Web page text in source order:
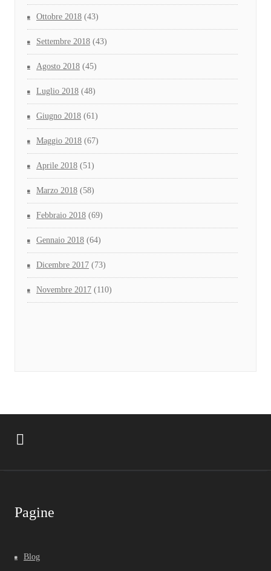
Ottobre 2018 (43)
Settembre 2018 (43)
Agosto 2018 (45)
Luglio 2018 (48)
Giugno 2018 (61)
Maggio 2018 (67)
Aprile 2018 (51)
Marzo 2018 (58)
Febbraio 2018 (69)
Gennaio 2018 (64)
Dicembre 2017 (73)
Novembre 2017 (110)
Pagine
Blog